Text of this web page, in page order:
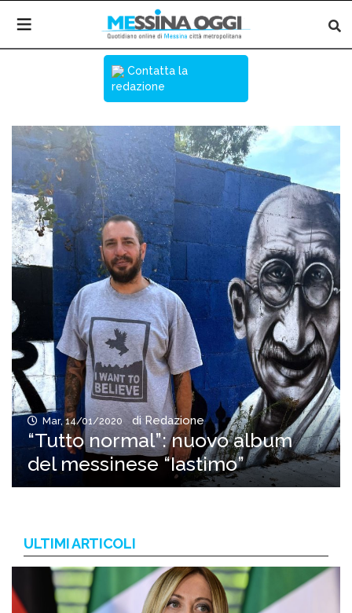
Contatta la
redazione
Mar, 14/01/2020 di Redazione
“Tutto normal”: nuovo album
del messinese “Iastimo”
ULTIMI ARTICOLI